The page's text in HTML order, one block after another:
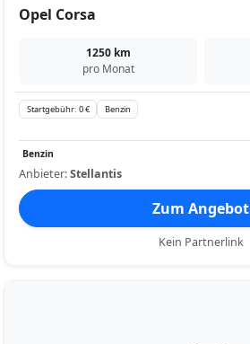
Opel Corsa
1250 km
pro Monat
Startgebühr: 0 € Benzin
Benzin
Anbieter:Stellantis
Zum Angebot
Kein Partnerlink